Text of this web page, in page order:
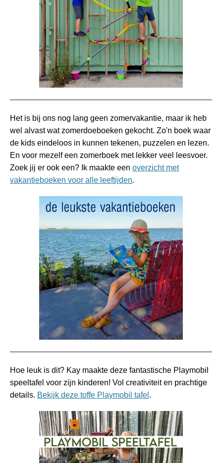
Het is bij ons nog lang geen zomervakantie, maar ik heb
wel alvast wat zomerdoeboeken gekocht. Zo'n boek waar
de kids eindeloos in kunnen tekenen, puzzelen en lezen.
En voor mezelf een zomerboek met lekker veel leesvoer.
Zoek jij er ook een? Ik maakte een overzicht met
vakantieboeken voor alle leeftijden.
Hoe leuk is dit? Kay maakte deze fantastische Playmobil
speeltafel voor zijn kinderen! Vol creativiteit en prachtige
details. Bekijk deze toffe Playmobil tafel .